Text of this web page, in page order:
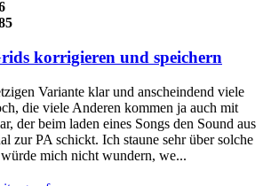
korrigieren und speichern
Variante klar und anscheindend viele
die viele Anderen kommen ja auch mit
der beim laden eines Songs den Sound aus
zur PA schickt. Ich staune sehr über solche
mich nicht wundern, we...